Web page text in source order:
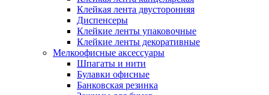
Клейкая лента двусторонняя
Диспенсеры
Клейкие ленты упаковочные
Клейкие ленты декоративные
Мелкоофисные аксессуары
Шпагаты и нити
Булавки офисные
Банковская резинка